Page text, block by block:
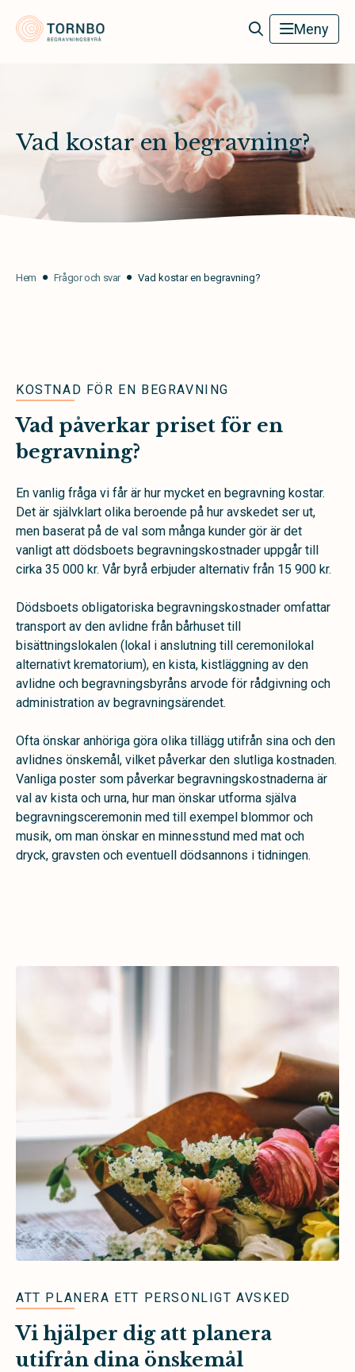
Tornbo Begravningsbyrå Meny
Vad kostar en begravning?
Hem Frågor och svar Vad kostar en begravning?
KOSTNAD FÖR EN BEGRAVNING
Vad påverkar priset för en
begravning?
En vanlig fråga vi får är hur mycket en begravning kostar.
Det är självklart olika beroende på hur avskedet ser ut,
men baserat på de val som många kunder gör är det
vanligt att dödsboets begravningskostnader uppgår till
cirka 35 000 kr. Vår byrå erbjuder alternativ från 15 900 kr.
Dödsboets obligatoriska begravningskostnader omfattar
transport av den avlidne från bårhuset till
bisättningslokalen (lokal i anslutning till ceremonilokal
alternativt krematorium), en kista, kistläggning av den
avlidne och begravningsbyråns arvode för rådgivning och
administration av begravningsärendet.
Ofta önskar anhöriga göra olika tillägg utifrån sina och den
avlidnes önskemål, vilket påverkar den slutliga kostnaden.
Vanliga poster som påverkar begravningskostnaderna är
val av kista och urna, hur man önskar utforma själva
begravningsceremonin med till exempel blommor och
musik, om man önskar en minnesstund med mat och
dryck, gravsten och eventuell dödsannons i tidningen.
ATT PLANERA ETT PERSONLIGT AVSKED
Vi hjälper dig att planera
utifrån dina önskemål